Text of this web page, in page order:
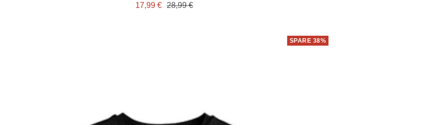
Angebotspreis
17,99 € Regulärer
28,99 €
SPARE 38%